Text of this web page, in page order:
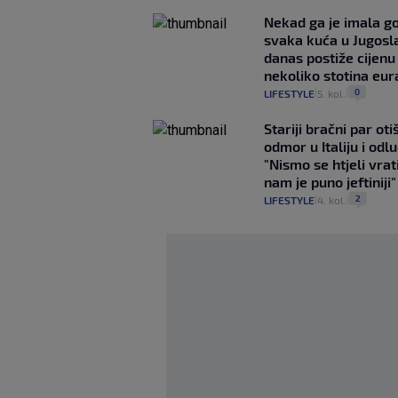
Nekad ga je imala
svaka kuća u
danas postiže cijenu
nekoliko stotina
LIFESTYLE 5. kol. 0
Stariji bračni par
odmor u Italiju i
"Nismo se htjeli
nam je puno jeftiniji"
LIFESTYLE 4. kol. 2